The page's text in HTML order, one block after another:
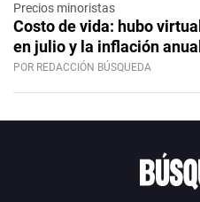
Precios minoristas
Costo de vida: hubo
en julio y la inflación
POR REDACCIÓN BÚSQUEDA